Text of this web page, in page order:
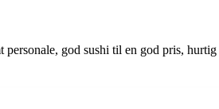
god sushi til en god pris,